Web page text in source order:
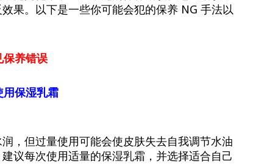
果。以下是一些你可能会犯的保养 NG 手法以
保养错误
用保湿乳霜
，但过量使用可能会使皮肤失去自我调节水油
议每次使用适量的保湿乳霜，并选择适合自己